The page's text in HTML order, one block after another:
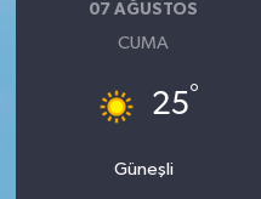
07 AĞUSTOS
CUMA
25°
Güneşli